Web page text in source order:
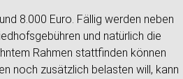
8.000 Euro. Fällig werden neben
und natürlich die
Rahmen stattfinden können
noch zusätzlich belasten will, kann